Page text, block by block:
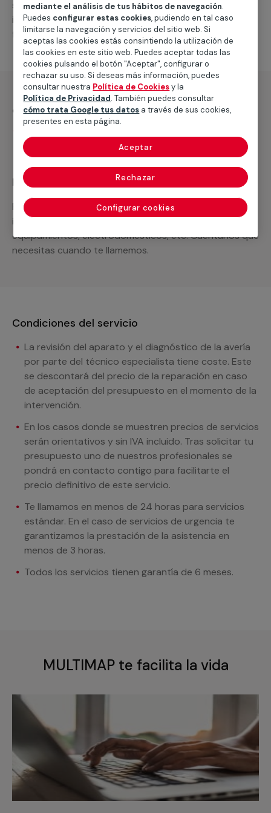
suministro de los materiales necesarios, las
intervenciones a realizar, o la mano de obra que hará
falta para completar tu proyecto.
¿Qué incluye?
Recuerda que en MULTIMAP
Podemos ofrecer cualquier servicio a medida
incluyendo todo lo que necesites: materiales,
equipamientos, electrodomésticos, etc. Cuéntanos que
necesitas cuando te llamemos.
Condiciones del servicio
La revisión del aparato y el diagnóstico de la avería
por parte del técnico especialista tiene coste. Este
se descontará del precio de la reparación en caso
de aceptación del presupuesto en el momento de la
intervención.
En los casos donde se muestren precios de servicios
serán orientativos y sin IVA incluido. Tras solicitar tu
presupuesto uno de nuestros profesionales se
pondrá en contacto contigo para facilitarte el
precio definitivo de este servicio.
Te llamamos en menos de 24 horas para servicios
estándar. En el caso de servicios de urgencia te
garantizamos la prestación de la asistencia en
menos de 3 horas.
Todos los servicios tienen garantía de 6 meses.
MULTIMAP te facilita la vida
mediante el análisis de tus hábitos de navegación.
Puedes configurar estas cookies, pudiendo en tal caso
limitarse la navegación y servicios del sitio web. Si
aceptas las cookies estás consintiendo la utilización de
las cookies en este sitio web. Puedes aceptar todas las
cookies pulsando el botón "Aceptar", configurar o
rechazar su uso. Si deseas más información, puedes
consultar nuestra Política de Cookiesy la
Política de Privacidad. También puedes consultar
cómo trata Google tus datos a través de sus cookies,
presentes en esta página.
Configurar cookies
Rechazar
Aceptar